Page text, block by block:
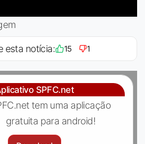
esta notícia: 15 1
SPFC.net
tem uma aplicação
gratuita para android!